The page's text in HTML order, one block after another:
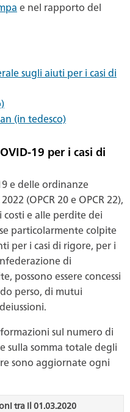
e nel rapporto del
sugli aiuti per i casi di
(in tedesco)
19 per i casi di
e delle ordinanze
(OPCR 20 e OPCR 22),
e alle perdite dei
particolarmente colpite
per i casi di rigore, per i
di
possono essere concessi
perso, di mutui
sul numero di
sulla somma totale degli
sono aggiornate ogni
tra il 01.03.2020